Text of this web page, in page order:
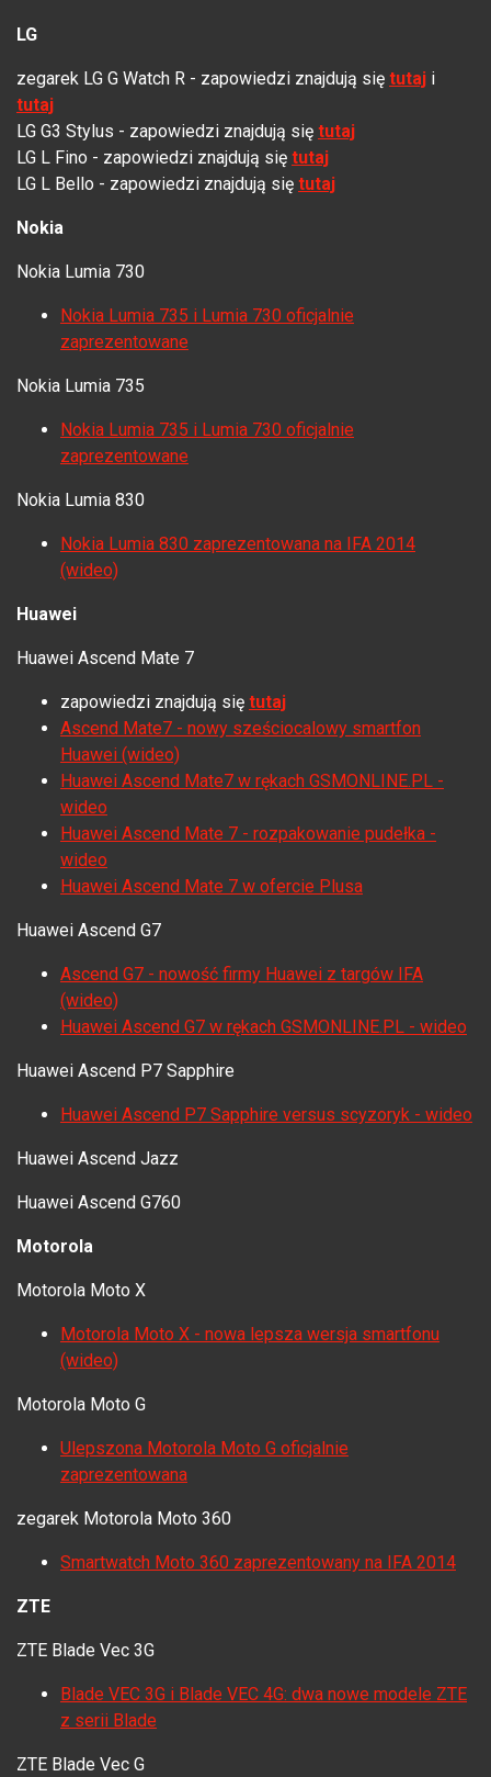
LG
zegarek LG G Watch R - zapowiedzi znajdują się tutaj i
tutaj
LG G3 Stylus - zapowiedzi znajdują się tutaj
LG L Fino - zapowiedzi znajdują się tutaj
LG L Bello - zapowiedzi znajdują się tutaj
Nokia
Nokia Lumia 730
Nokia Lumia 735 i Lumia 730 oficjalnie
zaprezentowane
Nokia Lumia 735
Nokia Lumia 735 i Lumia 730 oficjalnie
zaprezentowane
Nokia Lumia 830
Nokia Lumia 830 zaprezentowana na IFA 2014
(wideo)
Huawei
Huawei Ascend Mate 7
zapowiedzi znajdują się tutaj
Ascend Mate7 - nowy sześciocalowy smartfon
Huawei (wideo)
Huawei Ascend Mate7 w rękach GSMONLINE.PL -
wideo
Huawei Ascend Mate 7 - rozpakowanie pudełka -
wideo
Huawei Ascend Mate 7 w ofercie Plusa
Huawei Ascend G7
Ascend G7 - nowość firmy Huawei z targów IFA
(wideo)
Huawei Ascend G7 w rękach GSMONLINE.PL - wideo
Huawei Ascend P7 Sapphire
Huawei Ascend P7 Sapphire versus scyzoryk - wideo
Huawei Ascend Jazz
Huawei Ascend G760
Motorola
Motorola Moto X
Motorola Moto X - nowa lepsza wersja smartfonu
(wideo)
Motorola Moto G
Ulepszona Motorola Moto G oficjalnie
zaprezentowana
zegarek Motorola Moto 360
Smartwatch Moto 360 zaprezentowany na IFA 2014
ZTE
ZTE Blade Vec 3G
Blade VEC 3G i Blade VEC 4G: dwa nowe modele ZTE
z serii Blade
ZTE Blade Vec G